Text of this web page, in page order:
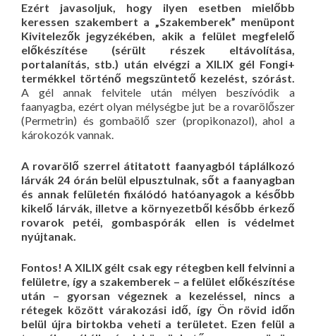
Ezért javasoljuk, hogy ilyen esetben mielőbb
keressen szakembert a „Szakemberek” menüpont
Kivitelezők jegyzékében, akik a felület megfelelő
előkészítése (sérült részek eltávolítása,
portalanítás, stb.) után elvégzi a XILIX gél Fongi+
termékkel történő megszüntető kezelést, szórást.
A gél annak felvitele után mélyen beszívódik a
faanyagba, ezért olyan mélységbe jut be a rovarölőszer
(Permetrin) és gombaölő szer (propikonazol), ahol a
károkozók vannak.
A rovarölő szerrel átitatott faanyagból táplálkozó
lárvák 24 órán belül elpusztulnak, sőt a faanyagban
és annak felületén fixálódó hatóanyagok a később
kikelő lárvák, illetve a környezetből később érkező
rovarok petéi, gombaspórák ellen is védelmet
nyújtanak.
Fontos! A XILIX gélt csak egy rétegben kell felvinni a
felületre, így a szakemberek – a felület előkészítése
után – gyorsan végeznek a kezeléssel, nincs a
rétegek között várakozási idő, így Ön rövid időn
belül újra birtokba veheti a területet. Ezen felül a